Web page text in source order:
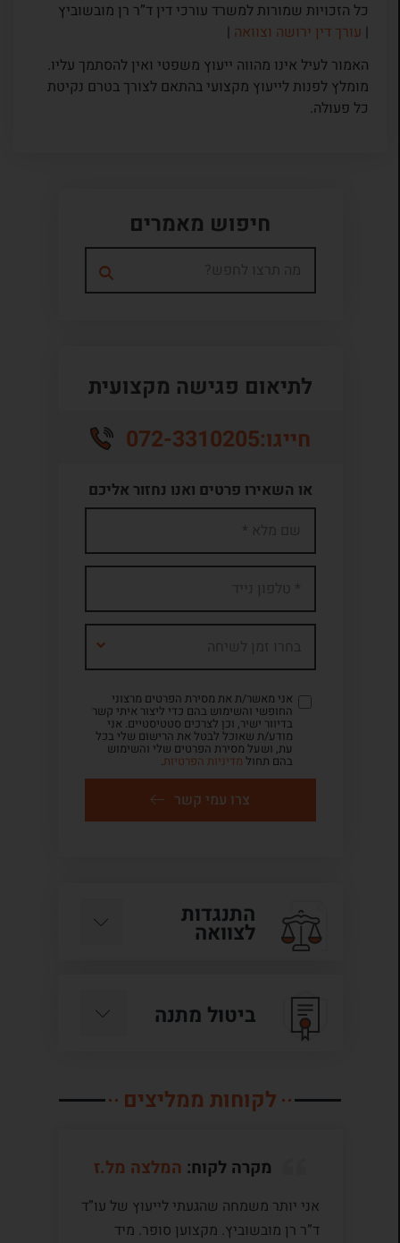
כל הזכויות שמורות למשרד עורכי דין ד”ר רן מובשוביץ
| עורך דין ירושה וצוואה|
האמור לעיל אינו מהווה ייעוץ משפטי ואין להסתמך עליו.
מומלץ לפנות לייעוץ מקצועי בהתאם לצורך בטרם נקיטת
כל פעולה.
חיפוש מאמרים
לתיאום פגישה מקצועית
חייגו:072-3310205
או השאירו פרטים ואנו נחזור אליכם
אני מאשר/ת את מסירת הפרטים מרצוני
החופשי והשימוש בהם כדי ליצור איתי קשר
בדיוור ישיר, וכן לצרכים סטטיסטיים. אני
מודע/ת שאוכל לבטל את הרישום שלי בכל
עת, ושעל מסירת הפרטים שלי והשימוש
בהם תחול מדיניות הפרטיות.
צרו עמי קשר
התנגדות
לצוואה
ביטול מתנה
לקוחות ממליצים
מקרה לקוח: המלצה מל.ז
אני יותר משמחה שהגעתי לייעוץ של עו”ד
ד”ר רן מובשוביץ. מקצוען סופר. מיד